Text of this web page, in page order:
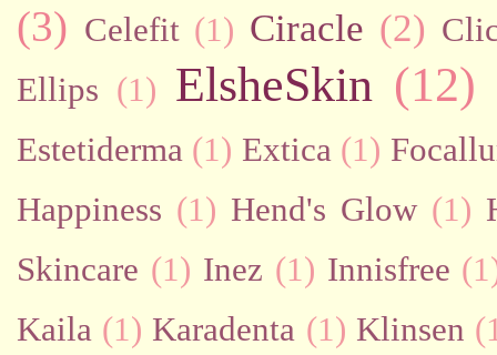
(3) Celefit (1) Ciracle (2)
Ellips (1) ElsheSkin (12)
Estetiderma (1) Extica (1)
Happiness (1) Hend's Glow (1)
Skincare (1) Inez (1) Innisfree
Kaila (1) Karadenta (1) Klinsen